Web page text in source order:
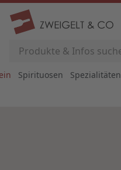
Spirituosen Spezialitäten